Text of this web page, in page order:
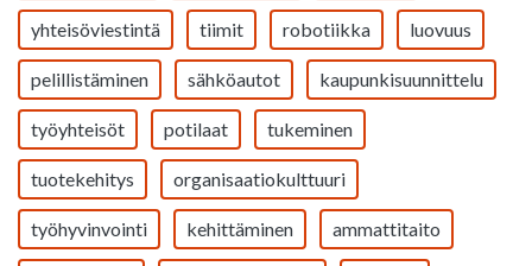
yhteisöviestintä tiimit robotiikka luovuus
pelillistäminen sähköautot kaupunkisuunnittelu
työyhteisöt potilaat tukeminen
tuotekehitys organisaatiokulttuuri
työhyvinvointi kehittäminen ammattitaito